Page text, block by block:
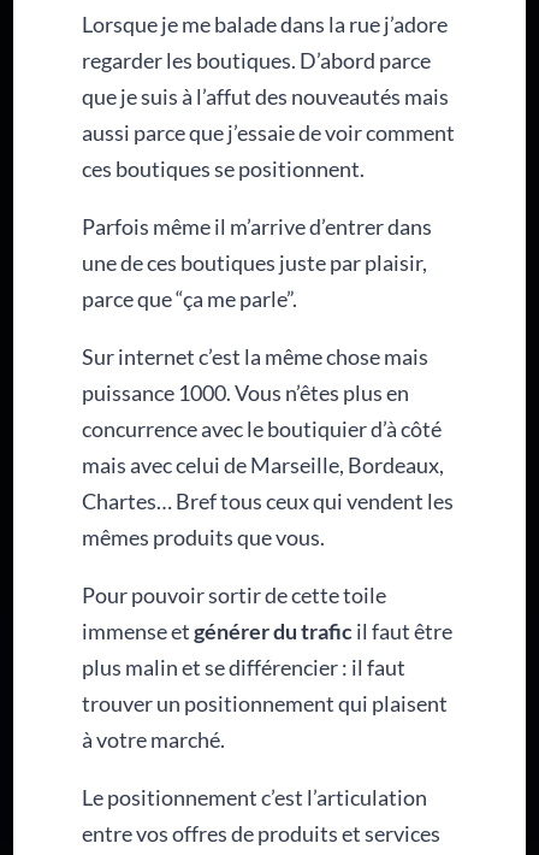
Lorsque je me balade dans la rue j’adore
regarder les boutiques. D’abord parce
que je suis à l’affut des nouveautés mais
aussi parce que j’essaie de voir comment
ces boutiques se positionnent.
Parfois même il m’arrive d’entrer dans
une de ces boutiques juste par plaisir,
parce que “ça me parle”.
Sur internet c’est la même chose mais
puissance 1000. Vous n’êtes plus en
concurrence avec le boutiquier d’à côté
mais avec celui de Marseille, Bordeaux,
Chartes… Bref tous ceux qui vendent les
mêmes produits que vous.
Pour pouvoir sortir de cette toile
immense etgénérer du traficil faut être
plus malin et se différencier : il faut
trouver un positionnement qui plaisent
à votre marché.
Le positionnement c’est l’articulation
entre vos offres de produits et services